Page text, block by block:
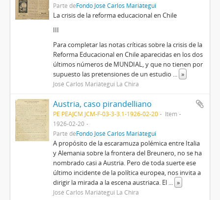
Parte deFondo José Carlos Mariátegui
La crisis de la reforma educacional en Chile
III
Para completar las notas críticas sobre la crisis de la
Reforma Educacional en Chile aparecidas en los dos
últimos números de MUNDIAL, y que no tienen por
supuesto las pretensiones de un estudio ... »
José Carlos Mariátegui La Chira
Austria, caso pirandelliano
PE PEAJCM JCM-F-03-3-3.1-1926-02-20
Item
1926-02-20
Parte deFondo José Carlos Mariátegui
A propósito de la escaramuza polémica entre Italia
y Alemania sobre la frontera del Breunero, no se ha
nombrado casi a Austria. Pero de toda suerte ese
último incidente de la política europea, nos invita a
dirigir la mirada a la escena austriaca. El ... »
José Carlos Mariátegui La Chira